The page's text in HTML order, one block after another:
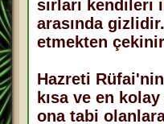
sırları kendileri
arasında
etmekten
Hazreti
kısa ve en
ona tabi